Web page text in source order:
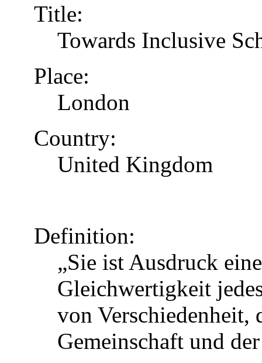
Title:
Towards Inclusive
Place:
London
Country:
United Kingdom
Definition:
„Sie ist Ausdruck
Gleichwertigkeit
von Verschiedenheit,
Gemeinschaft und